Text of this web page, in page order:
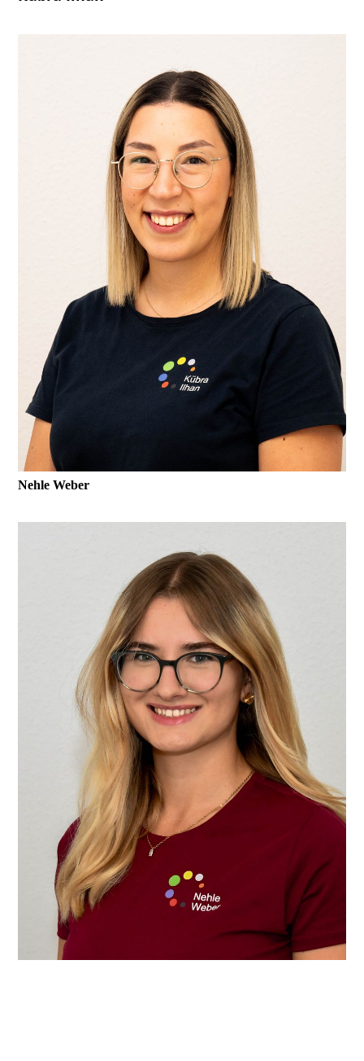
Nehle Weber